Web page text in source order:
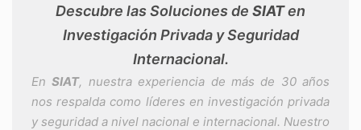
Descubre las Soluciones de SIATen
Investigación Privada y Seguridad
Internacional.
EnSIAT, nuestra experiencia de más de 30 años
nos respalda como líderes en investigación privada
y seguridad a nivel nacional e internacional. Nuestro